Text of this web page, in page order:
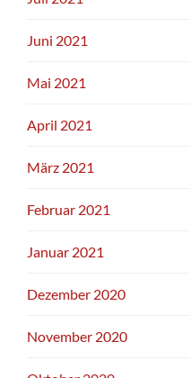
Juni 2021
Mai 2021
April 2021
März 2021
Februar 2021
Januar 2021
Dezember 2020
November 2020